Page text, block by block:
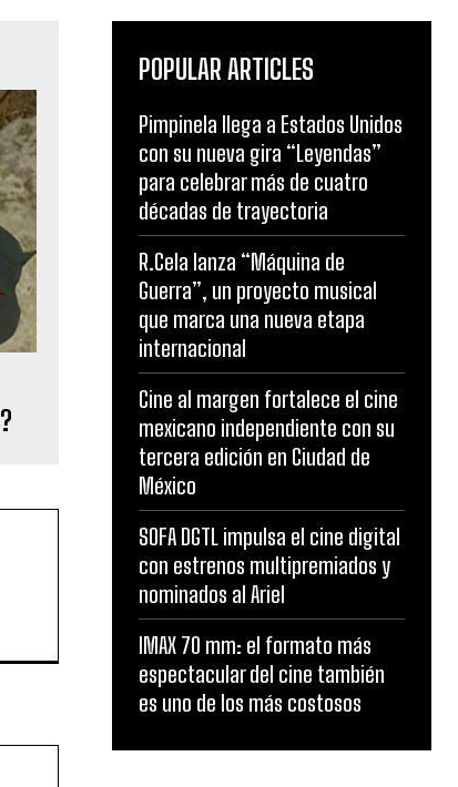
Website:
POPULAR ARTICLES
Pimpinela llega a Estados Unidos
con su nueva gira “Leyendas”
para celebrar más de cuatro
décadas de trayectoria
R.Cela lanza “Máquina de
Guerra”, un proyecto musical
que marca una nueva etapa
internacional
Cine al margen fortalece el cine
mexicano independiente con su
tercera edición en Ciudad de
México
SOFA DGTL impulsa el cine digital
con estrenos multipremiados y
nominados al Ariel
IMAX 70 mm: el formato más
espectacular del cine también
es uno de los más costosos